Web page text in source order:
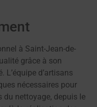
à Saint-Jean-de-
grâce à son
L’équipe d’artisans
nécessaires pour
du nettoyage, depuis le